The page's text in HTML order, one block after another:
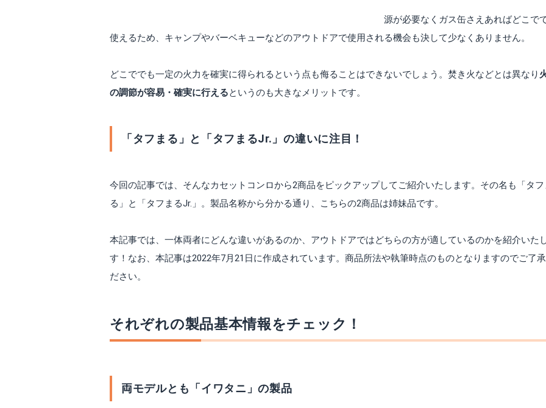
家など室内で使用するイメージが強いカセットコンロ。しかし、電源が必要なくガス缶さえあればどこで
使えるため、キャンプやバーベキューなどのアウトドアで使用される機会も決して少なくありません。
どこででも一定の火力を確実に得られるという点も侮ることはできないでしょう。焚き火などとは異なり
の調節が容易・確実に行えるというのも大きなメリットです。
「タフまる」と「タフまるJr.」の違いに注目！
今回の記事では、そんなカセットコンロから2商品をピックアップしてご紹介いたします。その名も「タフ
る」と「タフまるJr.」。製品名称から分かる通り、こちらの2商品は姉妹品です。
本記事では、一体両者にどんな違いがあるのか、アウトドアではどちらの方が適しているのかを紹介いた
す！なお、本記事は2022年7月21日に作成されています。商品所法や執筆時点のものとなりますのでご了承
ださい。
それぞれの製品基本情報をチェック！
両モデルとも「イワタニ」の製品